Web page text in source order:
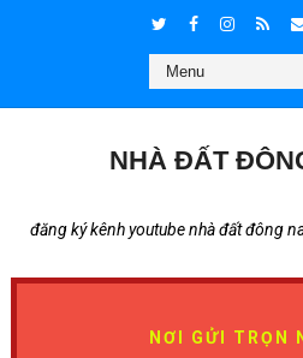
NHÀ ĐẤT
đăng ký kênh youtube nhà đất đông
NƠI GỬI TRỌN